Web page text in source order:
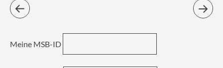
Meine MSB-ID